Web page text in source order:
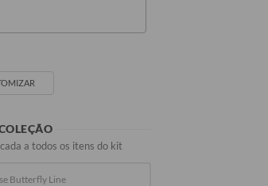
a todos os itens do kit
Butterfly Line